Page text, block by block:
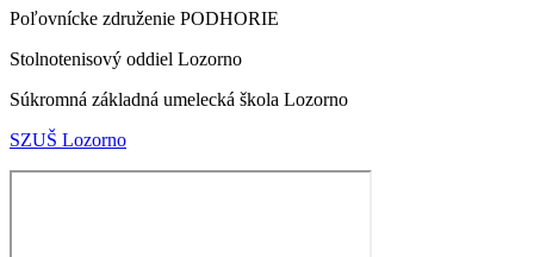
Poľovnícke združenie PODHORIE
Stolnotenisový oddiel Lozorno
Súkromná základná umelecká škola Lozorno
SZUŠ Lozorno